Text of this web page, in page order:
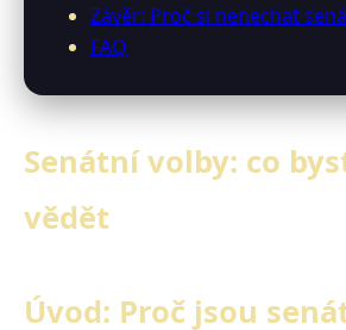
Závěr: Proč si nenechat
FAQ
Senátní volby: co
vědět
Úvod: Proč jsou